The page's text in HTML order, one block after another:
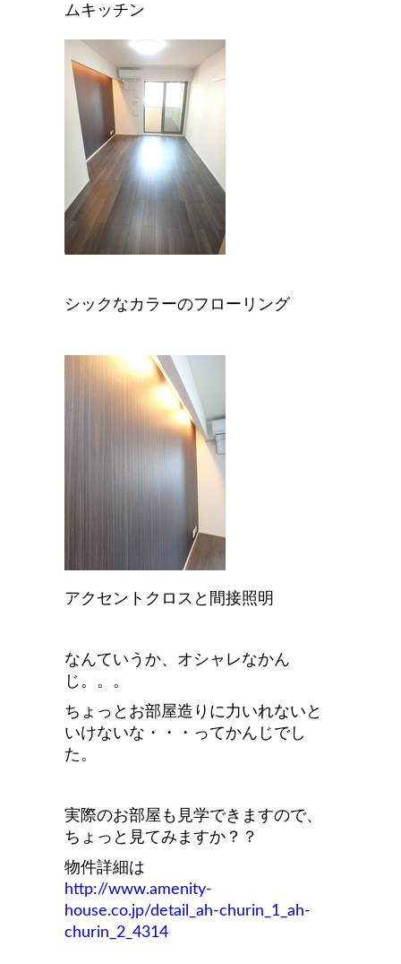
ムキッチン
シックなカラーのフローリング
アクセントクロスと間接照明
なんていうか、オシャレなかん
じ。。。
ちょっとお部屋造りに力いれないと
いけないな・・・ってかんじでし
た。
実際のお部屋も見学できますので、
ちょっと見てみますか？？
物件詳細は
http://www.amenity-
house.co.jp/detail_ah-churin_1_ah-
churin_2_4314